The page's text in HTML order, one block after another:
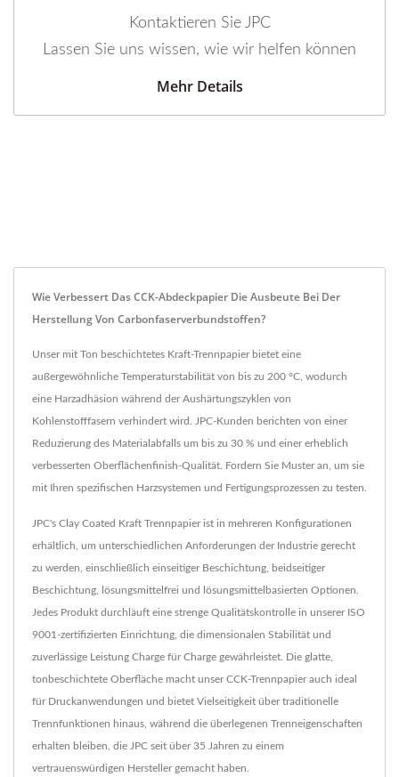
Kontaktieren Sie JPC
Lassen Sie uns wissen, wie wir helfen können
Mehr Details
Wie Verbessert Das CCK-Abdeckpapier Die Ausbeute Bei Der
Herstellung Von Carbonfaserverbundstoffen?
Unser mit Ton beschichtetes Kraft-Trennpapier bietet eine
außergewöhnliche Temperaturstabilität von bis zu 200 °C, wodurch
eine Harzadhäsion während der Aushärtungszyklen von
Kohlenstofffasern verhindert wird. JPC-Kunden berichten von einer
Reduzierung des Materialabfalls um bis zu 30 % und einer erheblich
verbesserten Oberflächenfinish-Qualität. Fordern Sie Muster an, um sie
mit Ihren spezifischen Harzsystemen und Fertigungsprozessen zu testen.
JPC's Clay Coated Kraft Trennpapier ist in mehreren Konfigurationen
erhältlich, um unterschiedlichen Anforderungen der Industrie gerecht
zu werden, einschließlich einseitiger Beschichtung, beidseitiger
Beschichtung, lösungsmittelfrei und lösungsmittelbasierten Optionen.
Jedes Produkt durchläuft eine strenge Qualitätskontrolle in unserer ISO
9001-zertifizierten Einrichtung, die dimensionalen Stabilität und
zuverlässige Leistung Charge für Charge gewährleistet. Die glatte,
tonbeschichtete Oberfläche macht unser CCK-Trennpapier auch ideal
für Druckanwendungen und bietet Vielseitigkeit über traditionelle
Trennfunktionen hinaus, während die überlegenen Trenneigenschaften
erhalten bleiben, die JPC seit über 35 Jahren zu einem
vertrauenswürdigen Hersteller gemacht haben.